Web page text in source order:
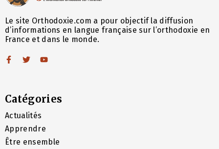
Le site Orthodoxie.com a pour objectif la diffusion
d’informations en langue française sur l’orthodoxie en
France et dans le monde.
Catégories
Actualités
Apprendre
Être ensemble